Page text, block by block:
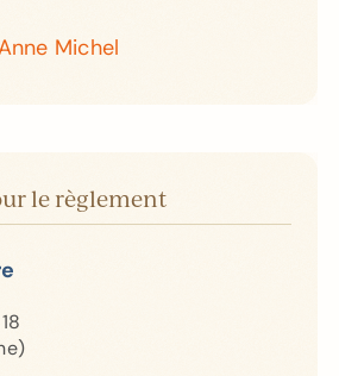
Michel
le règlement